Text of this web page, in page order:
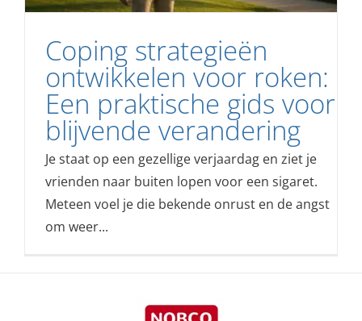
Coping strategieën
ontwikkelen voor roken:
Een praktische gids voor
blijvende verandering
Je staat op een gezellige verjaardag en ziet je
vrienden naar buiten lopen voor een sigaret.
Meteen voel je die bekende onrust en de angst
om weer...